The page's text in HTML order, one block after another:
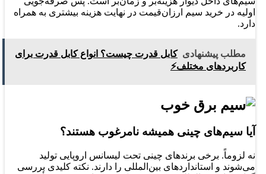
اولیه در خرید سیم ارزان‌قیمت در نهایت هزینه بیشتری به همراه
دارد.
مطلب پیشنهادی کابل قدرت چیست؟ انواع کابل قدرت برای
کاربردهای مختلف⚡
آیا سیم‌های چینی همیشه نامرغوب هستند؟
نه لزوماً. برخی برندهای چینی تحت لیسانس اروپایی تولید
می‌شوند و استانداردهای بین‌المللی را دارند. نکته کلیدی بررسی